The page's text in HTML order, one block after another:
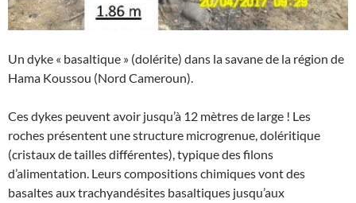
Un dyke « basaltique » (dolérite) dans la savane de la région de
Hama Koussou (Nord Cameroun).
Ces dykes peuvent avoir jusqu’à 12 mètres de large ! Les
roches présentent une structure microgrenue, doléritique
(cristaux de tailles différentes), typique des filons
d’alimentation. Leurs compositions chimiques vont des
basaltes aux trachyandésites basaltiques jusqu’aux